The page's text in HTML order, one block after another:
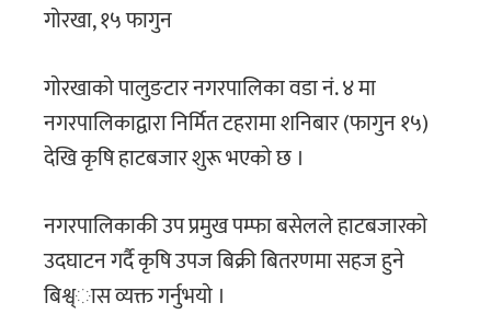
गाेरखा, १५ फागुन
गाेरखाकाे पालुङटार नगरपालिका वडा नं. ४ मा
नगरपालिकाद्वारा निर्मित टहरामा शनिबार (फागुन १५)
देखि कृषि हाटबजार शुरू भएकाे छ ।
नगरपालिकाकी उप प्रमुख पम्फा बसेलले हाटबजारकाे
उदघाटन गर्दै कृषि उपज बिक्री बितरणमा सहज हुने
बिश्व्ास व्यक्त गर्नुभयाे ।